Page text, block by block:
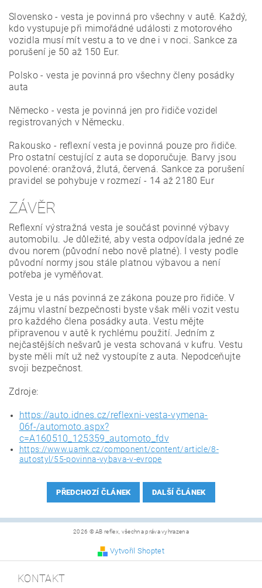
Slovensko - vesta je povinná pro všechny v autě. Každý,
kdo vystupuje při mimořádné události z motorového
vozidla musí mít vestu a to ve dne i v noci. Sankce za
porušení je 50 až 150 Eur.
Polsko - vesta je povinná pro všechny členy posádky
auta
Německo - vesta je povinná jen pro řidiče vozidel
registrovaných v Německu.
Rakousko - reflexní vesta je povinná pouze pro řidiče.
Pro ostatní cestující z auta se doporučuje. Barvy jsou
povolené: oranžová, žlutá, červená. Sankce za porušení
pravidel se pohybuje v rozmezí - 14 až 2180 Eur
ZÁVĚR
Reflexní výstražná vesta je součást povinné výbavy
automobilu. Je důležité, aby vesta odpovídala jedné ze
dvou norem (původní nebo nově platné). I vesty podle
původní normy jsou stále platnou výbavou a není
potřeba je vyměňovat.
Vesta je u nás povinná ze zákona pouze pro řidiče. V
zájmu vlastní bezpečnosti byste však měli vozit vestu
pro každého člena posádky auta. Vestu mějte
připravenou v autě k rychlému použití. Jedním z
nejčastějších nešvarů je vesta schovaná v kufru. Vestu
byste měli mít už než vystoupíte z auta. Nepodceňujte
svoji bezpečnost.
Zdroje:
https://auto.idnes.cz/reflexni-vesta-vymena-
06f-/automoto.aspx?
c=A160510_125359_automoto_fdv
https://www.uamk.cz/component/content/article/8-
autostyl/55-povinna-vybava-v-evrope
PŘEDCHOZÍ ČLÁNEK DALŠÍ ČLÁNEK
2026 © AB reflex, všechna práva vyhrazena
Vytvořil Shoptet
KONTAKT